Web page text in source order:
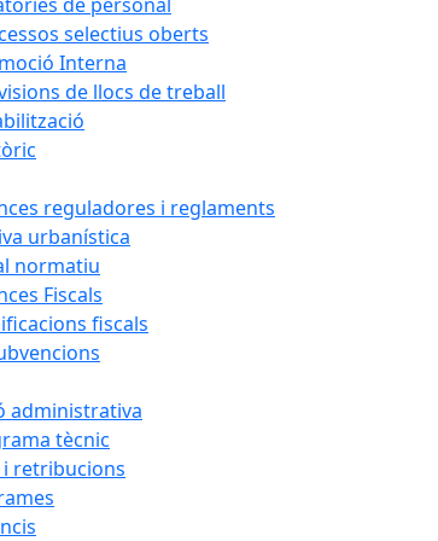
selectius oberts
Interna
de llocs de treball
reguladores i reglaments
urbanística
normatiu
Fiscals
fiscals
administrativa
tècnic
i retribucions